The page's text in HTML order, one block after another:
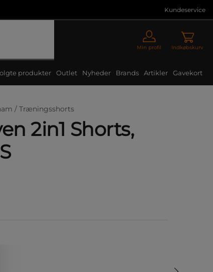
Kundeservice
Min profil Indkøbskurv
produkter Outlet Nyheder Brands Artikler Gavekort
/ Træningsshorts
2in1 Shorts,